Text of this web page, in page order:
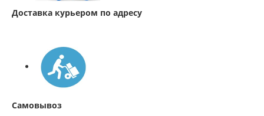
Доставка курьером по адресу
Самовывоз